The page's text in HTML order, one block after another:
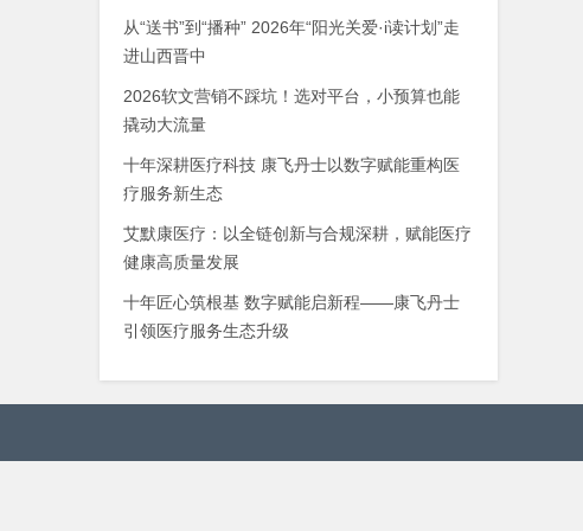
从“送书”到“播种” 2026年“阳光关爱·i读计划”走
进山西晋中
2026软文营销不踩坑！选对平台，小预算也能
撬动大流量
十年深耕医疗科技 康飞丹士以数字赋能重构医
疗服务新生态
艾默康医疗：以全链创新与合规深耕，赋能医疗
健康高质量发展
十年匠心筑根基 数字赋能启新程——康飞丹士
引领医疗服务生态升级